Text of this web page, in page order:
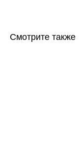
Смотрите также